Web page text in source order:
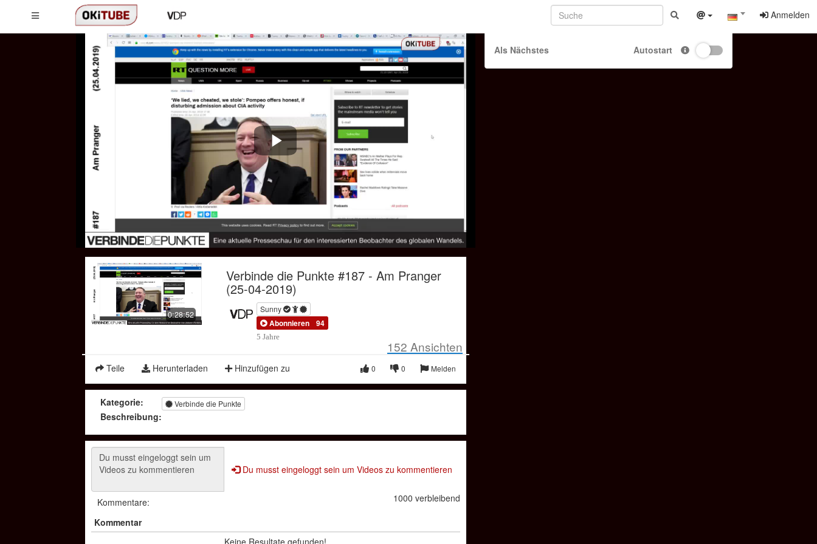
Anmelden
Play
Video
0:28:52
Verbinde die Punkte #187 - Am Pranger
(25-04-2019)
Sunny
Abonnieren 94
5 Jahre
152 Ansichten
Teile Herunterladen Hinzufügen zu Melden
0
0
Kategorie: Verbinde die Punkte
Beschreibung:
Du musst eingeloggt sein um Videos zu kommentieren
1000 verbleibend
Kommentare:
Kommentar
Keine Resultate gefunden!
Als Nächstes Autostart